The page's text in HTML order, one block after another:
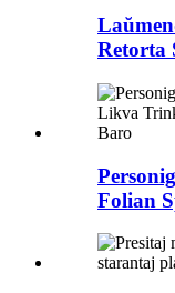
Retorta
Folian